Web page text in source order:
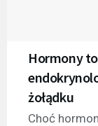
Hormony
żołądku
Choć